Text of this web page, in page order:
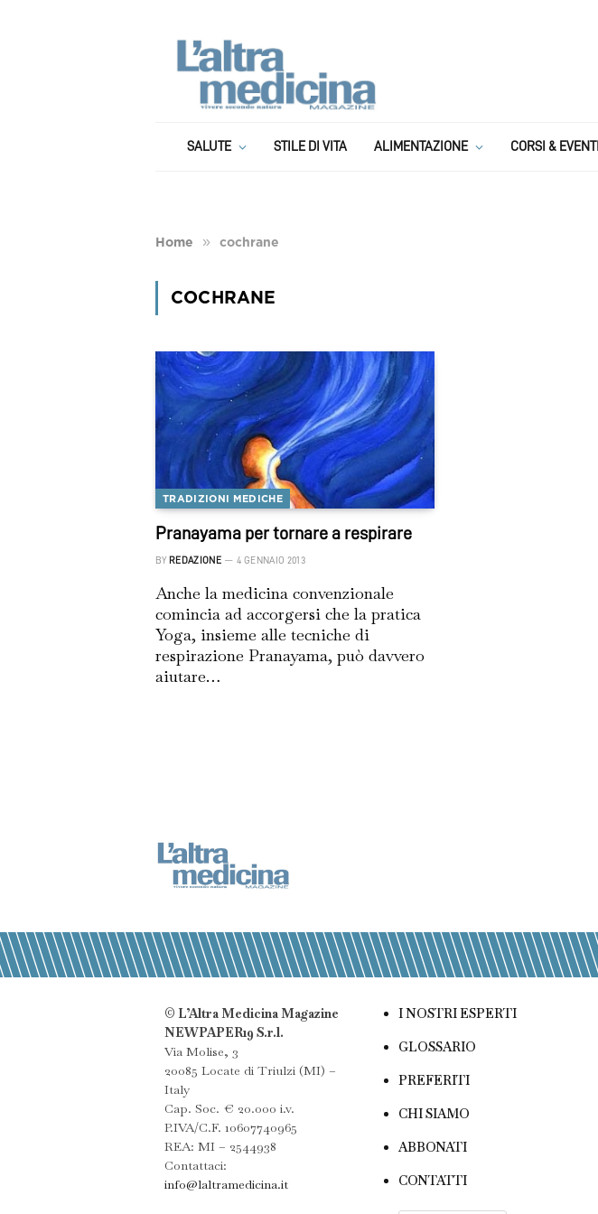
SALUTE STILE DI VITA ALIMENTAZIONE CORSI & EVENTI
Home » cochrane
COCHRANE
TRADIZIONI MEDICHE
Pranayama per tornare a respirare
BY REDAZIONE 4 GENNAIO 2013
Anche la medicina convenzionale
comincia ad accorgersi che la pratica
Yoga, insieme alle tecniche di
respirazione Pranayama, può davvero
aiutare…
© L’Altra Medicina Magazine
NEWPAPER19 S.r.l.
Via Molise, 3
20085 Locate di Triulzi (MI) –
Italy
Cap. Soc. € 20.000 i.v.
P.IVA/C.F. 10607740965
REA: MI – 2544938
Contattaci:
info@laltramedicina.it
I NOSTRI ESPERTI
GLOSSARIO
PREFERITI
CHI SIAMO
ABBONATI
CONTATTI